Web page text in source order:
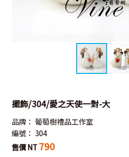
擺飾/304/愛之天使一對-大
品牌： 葡萄樹禮品工作室
編號： 304
售價 NT 790